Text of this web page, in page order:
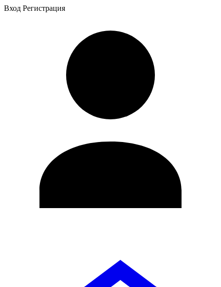
Вход Регистрация